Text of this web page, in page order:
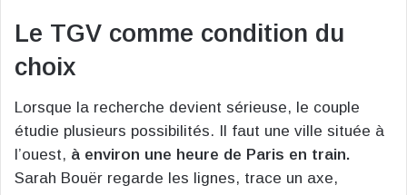
Le TGV comme condition du
choix
Lorsque la recherche devient sérieuse, le couple
étudie plusieurs possibilités. Il faut une ville située à
l’ouest, à environ une heure de Paris en train.
Sarah Bouër regarde les lignes, trace un axe,